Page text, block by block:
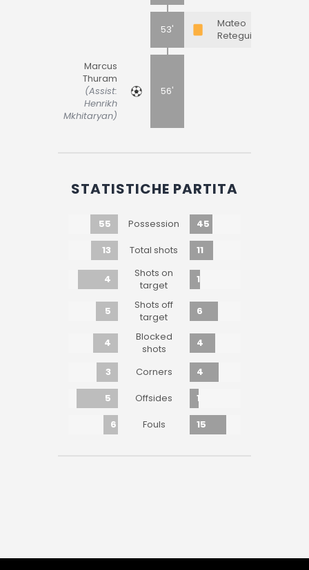
53'
Mateo
Retegui
Marcus
Thuram
(Assist:
Henrikh
Mkhitaryan)
56'
STATISTICHE PARTITA
55 Possession
45
13
Total shots 11
4
Shots on
target
1
5
Shots off
target
6
4
Blocked
shots
4
3 Corners
4
5
Offsides
1
6
Fouls 15